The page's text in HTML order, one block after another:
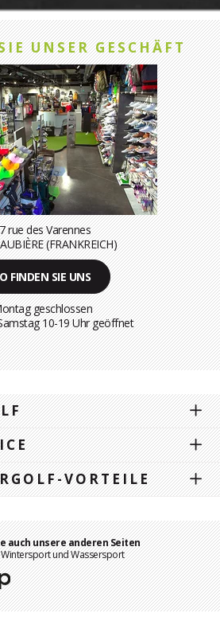
UNSER GESCHÄFT
rue des Varennes
(FRANKREICH)
FINDEN SIE UNS
geschlossen
10-19 Uhr geöffnet
VORTEILE
auch unsere anderen Seiten
und Wassersport